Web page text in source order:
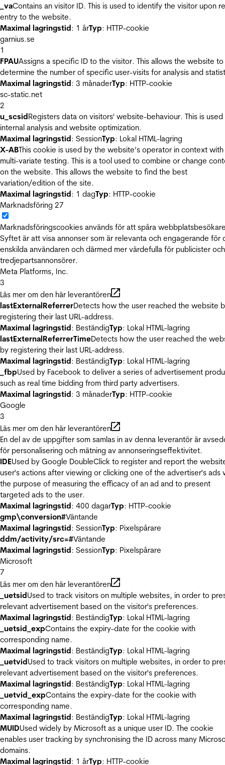
_vaContains an visitor ID. This is used to identify the visitor upon
entry to the website.
Maximal lagringstid: 1 årTyp: HTTP-cookie
garnius.se
1
FPAUAssigns a specific ID to the visitor. This allows the website to
determine the number of specific user-visits for analysis and
Maximal lagringstid: 3 månaderTyp: HTTP-cookie
sc-static.net
2
u_scsidRegisters data on visitors' website-behaviour. This is
internal analysis and website optimization.
Maximal lagringstid: SessionTyp: Lokal HTML-lagring
X-ABThis cookie is used by the website’s operator in context with
multi-variate testing. This is a tool used to combine or change
on the website. This allows the website to find the best
variation/edition of the site.
Maximal lagringstid: 1 dagTyp: HTTP-cookie
Marknadsföring 27
Marknadsföringscookies används för att spåra
Syftet är att visa annonser som är relevanta och engagerande för
enskilda användaren och därmed mer värdefulla för publicister och
tredjepartsannonsörer.
Meta Platforms, Inc.
3
Läs mer om den här leverantören
lastExternalReferrerDetects how the user reached the website
registering their last URL-address.
Maximal lagringstid: BeständigTyp: Lokal HTML-lagring
lastExternalReferrerTimeDetects how the user reached the
by registering their last URL-address.
Maximal lagringstid: BeständigTyp: Lokal HTML-lagring
_fbpUsed by Facebook to deliver a series of advertisement
such as real time bidding from third party advertisers.
Maximal lagringstid: 3 månaderTyp: HTTP-cookie
Google
3
Läs mer om den här leverantören
En del av de uppgifter som samlas in av denna leverantör är
för personalisering och mätning av annonseringseffektivitet.
IDEUsed by Google DoubleClick to register and report the
user's actions after viewing or clicking one of the advertiser's ads
the purpose of measuring the efficacy of an ad and to present
targeted ads to the user.
Maximal lagringstid: 400 dagarTyp: HTTP-cookie
gmp\conversion#Väntande
Maximal lagringstid: SessionTyp: Pixelspårare
ddm/activity/src=#Väntande
Maximal lagringstid: SessionTyp: Pixelspårare
Microsoft
7
Läs mer om den här leverantören
_uetsidUsed to track visitors on multiple websites, in order to
relevant advertisement based on the visitor's preferences.
Maximal lagringstid: BeständigTyp: Lokal HTML-lagring
_uetsid_expContains the expiry-date for the cookie with
corresponding name.
Maximal lagringstid: BeständigTyp: Lokal HTML-lagring
_uetvidUsed to track visitors on multiple websites, in order to
relevant advertisement based on the visitor's preferences.
Maximal lagringstid: BeständigTyp: Lokal HTML-lagring
_uetvid_expContains the expiry-date for the cookie with
corresponding name.
Maximal lagringstid: BeständigTyp: Lokal HTML-lagring
MUIDUsed widely by Microsoft as a unique user ID. The cookie
enables user tracking by synchronising the ID across many
domains.
Maximal lagringstid: 1 årTyp: HTTP-cookie